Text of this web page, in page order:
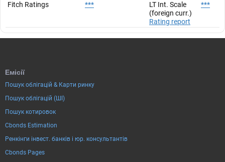
Fitch Ratings
***
LT Int. Scale
(foreign curr.)
Rating report
***
Емісії
Пошук облігацій & Карти ринку
Пошук облігацій (ШІ)
Пошук котировок
Cbonds Estimation
Ренкінги інвест. банків і юр. консультантів
Cbonds Pages